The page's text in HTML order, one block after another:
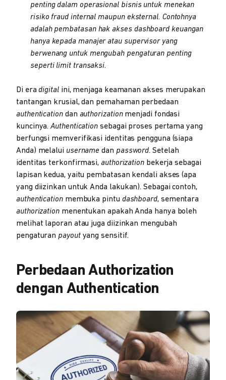
penting dalam operasional bisnis untuk menekan
risiko fraud internal maupun eksternal. Contohnya
adalah pembatasan hak akses dashboard keuangan
hanya kepada manajer atau supervisor yang
berwenang untuk mengubah pengaturan penting
seperti limit transaksi.
Di eradigitalini, menjaga keamanan akses merupakan
tantangan krusial, dan pemahaman perbedaan
authenticationdan authorizationmenjadi fondasi
kuncinya.Authentication sebagai proses pertama yang
berfungsi memverifikasi identitas pengguna (siapa
Anda) melalui username dan password. Setelah
identitas terkonfirmasi, authorizationbekerja sebagai
lapisan kedua, yaitu pembatasan kendali akses (apa
yang diizinkan untuk Anda lakukan). Sebagai contoh,
authenticationmembuka pintu dashboard, sementara
authorizationmenentukan apakah Anda hanya boleh
melihat laporan atau juga diizinkan mengubah
pengaturan payoutyang sensitif.
Perbedaan Authorization
dengan Authentication